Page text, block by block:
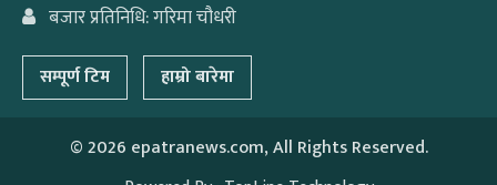
बजार प्रतिनिधि: गरिमा चौधरी
सम्पूर्ण टिम हाम्रो बारेमा
©2026 epatranews.com, All Rights Reserved.